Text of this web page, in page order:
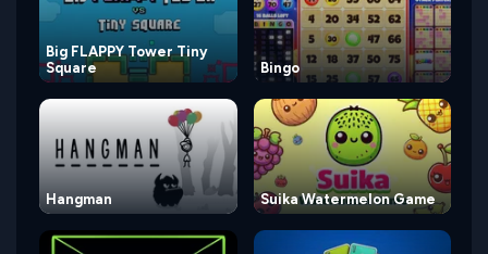
Big FLAPPY Tower Tiny
Square
Bingo
Hangman Suika Watermelon Game